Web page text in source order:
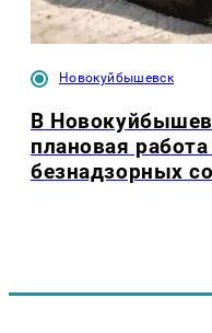
Новокуйбышевск
В
плановая
безнадзорных